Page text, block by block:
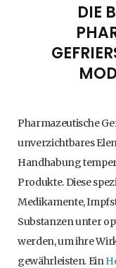
DIE
Pharmazeutische
unverzichtbares
Handhabung
Produkte. Diese
Medikamente,
Substanzen unter
werden, um ihre
gewährleisten. Ein